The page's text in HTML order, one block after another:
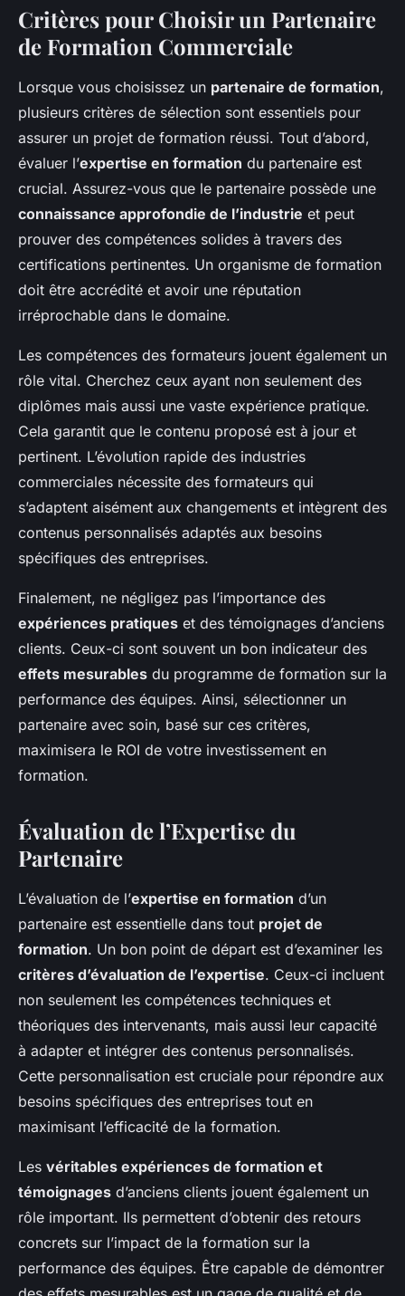
Critères pour Choisir un Partenaire
de Formation Commerciale
Lorsque vous choisissez un partenaire de formation,
plusieurs critères de sélection sont essentiels pour
assurer un projet de formation réussi. Tout d’abord,
évaluer l’expertise en formation du partenaire est
crucial. Assurez-vous que le partenaire possède une
connaissance approfondie de l’industrie et peut
prouver des compétences solides à travers des
certifications pertinentes. Un organisme de formation
doit être accrédité et avoir une réputation
irréprochable dans le domaine.
Les compétences des formateurs jouent également un
rôle vital. Cherchez ceux ayant non seulement des
diplômes mais aussi une vaste expérience pratique.
Cela garantit que le contenu proposé est à jour et
pertinent. L’évolution rapide des industries
commerciales nécessite des formateurs qui
s’adaptent aisément aux changements et intègrent des
contenus personnalisés adaptés aux besoins
spécifiques des entreprises.
Finalement, ne négligez pas l’importance des
expériences pratiques et des témoignages d’anciens
clients. Ceux-ci sont souvent un bon indicateur des
effets mesurables du programme de formation sur la
performance des équipes. Ainsi, sélectionner un
partenaire avec soin, basé sur ces critères,
maximisera le ROI de votre investissement en
formation.
Évaluation de l’Expertise du
Partenaire
L’évaluation de l’expertise en formation d’un
partenaire est essentielle dans tout projet de
formation. Un bon point de départ est d’examiner les
critères d’évaluation de l’expertise. Ceux-ci incluent
non seulement les compétences techniques et
théoriques des intervenants, mais aussi leur capacité
à adapter et intégrer des contenus personnalisés.
Cette personnalisation est cruciale pour répondre aux
besoins spécifiques des entreprises tout en
maximisant l’efficacité de la formation.
Les véritables expériences de formation et
témoignages d’anciens clients jouent également un
rôle important. Ils permettent d’obtenir des retours
concrets sur l’impact de la formation sur la
performance des équipes. Être capable de démontrer